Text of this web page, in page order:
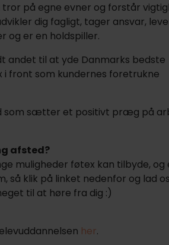
på egne evner og forstår
dig fagligt, tager ansvar,
er en holdspiller.
andet til at yde Danmarks bedste
front som kundernes foretrukne
som sætter et positivt præg på
afsted?
muligheder føtex kan tilbyde, og
så klik på linket nedenfor og lad
til at høre fra dig :)
her.